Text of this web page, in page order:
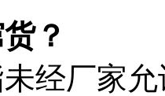
？
厂家允